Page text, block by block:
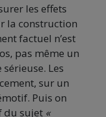
les effets
la construction
factuel n’est
pas même un
Les
sur un
Puis on
du sujet «